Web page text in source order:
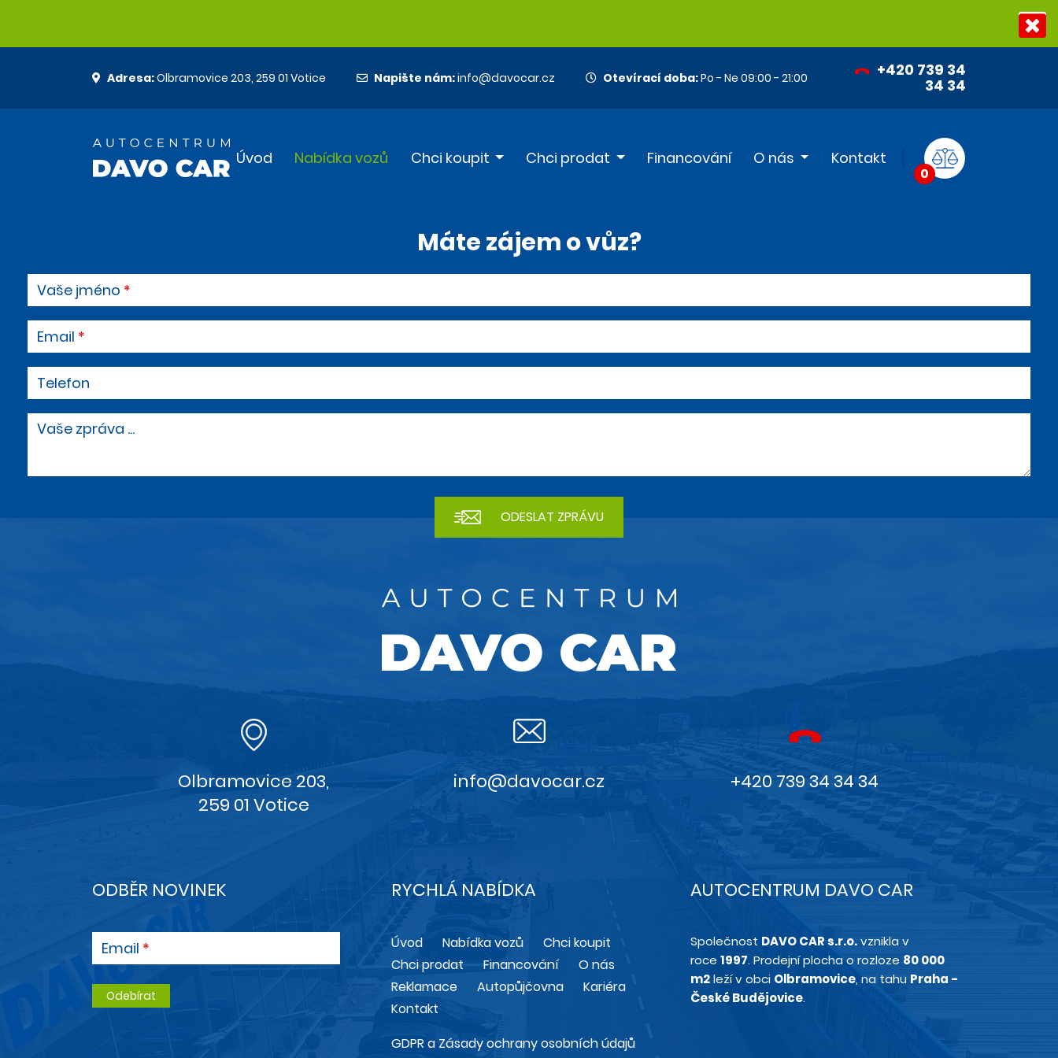
Adresa:Olbramovice 203, 259 01 Votice Napište nám:info@davocar.cz Otevírací doba:Po - Ne 09:00 - 21:00 +420 739 34
34 34
Úvod Nabídka vozů Chci koupit Chci prodat Financování O nás Kontakt
0
Máte zájem o vůz?
Vaše jméno
Email
Telefon
Vaše zpráva ...
Olbramovice 203,
259 01 Votice
info@davocar.cz +420 739 34 34 34
ODBĚR NOVINEK
Email
RYCHLÁ NABÍDKA
Úvod Nabídka vozů
Chci koupit
Chci prodat
Financování
O nás
Reklamace
Autopůjčovna
Kariéra
Kontakt
GDPR a Zásady ochrany osobních údajů
AUTOCENTRUM DAVO CAR
Společnost DAVO CAR s.r.o.vznikla v
roce 1997. Prodejní plocha o rozloze 80 000
m2leží v obci Olbramovice, na tahu Praha -
České Budějovice.